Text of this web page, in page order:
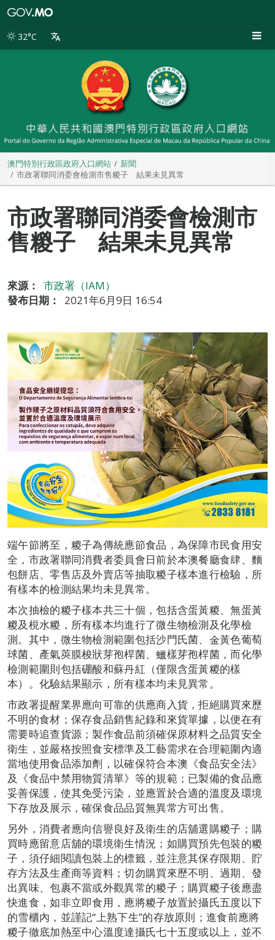
別
32°C
澳門特別行政區政府入口網站
新聞
市政署聯同消委會檢測市售糉子 結果未見異常
市政署聯同消委會檢測市
售糉子 結果未見異常
來源：
市政署（IAM）
發布日期：
2021年6月9日 16:54
端午節將至，糉子為傳統應節食品，為保障市民食用安
全，市政署聯同消費者委員會日前於本澳餐廳食肆、麵
包餅店、零售店及外賣店等抽取糉子樣本進行檢驗，所
有樣本的檢測結果均未見異常。
本次抽檢的糉子樣本共三十個，包括含蛋黃糉、無蛋黃
糉及梘水糉，所有樣本均進行了微生物檢測及化學檢
測。其中，微生物檢測範圍包括沙門氏菌、金黃色葡萄
球菌、產氣莢膜梭狀芽孢桿菌、蠟樣芽孢桿菌，而化學
檢測範圍則包括硼酸和蘇丹紅（僅限含蛋黃糉的樣
本）。化驗結果顯示，所有樣本均未見異常。
市政署提醒業界應向可靠的供應商入貨，拒絕購買來歷
不明的食材；保存食品銷售紀錄和來貨單據，以便在有
需要時追查貨源；製作食品前須確保原材料之品質安全
衛生，並嚴格按照食安標準及工藝需求在合理範圍內適
當地使用食品添加劑，以確保符合本澳《食品安全法》
及《食品中禁用物質清單》等的規範；已製備的食品應
妥善保護，使其免受污染，並應置於合適的溫度及環境
下存放及展示，確保食品品質無異常方可出售。
另外，消費者應向信譽良好及衛生的店舖選購糉子；購
買時應留意店舖的環境衛生情況；如購買預先包裝的糉
子，須仔細閱讀包裝上的標籤，並注意其保存限期、貯
存方法及生產商等資料；切勿購買來歷不明、過期、發
出異味、包裹不當或外觀異常的糉子；購買糉子後應盡
快進食，如非立即食用，應將糉子放置於攝氏五度以下
的雪櫃內，並謹記“上熟下生”的存放原則；進食前應將
糉子徹底加熱至中心溫度達攝氏七十五度或以上，並不